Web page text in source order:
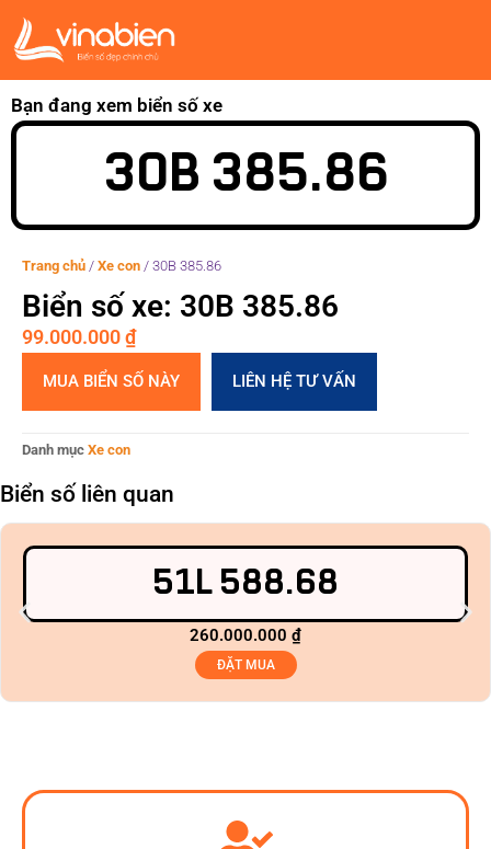
Bạn đang xem biển số xe
30B 385.86
Trang chủ / Xe con / 30B 385.86
Biển số xe: 30B 385.86
99.000.000₫
MUA BIỂN SỐ NÀY LIÊN HỆ TƯ VẤN
Danh mục Xe con
Biển số liên quan
51L 588.68
260.000.000 ₫
ĐẶT MUA